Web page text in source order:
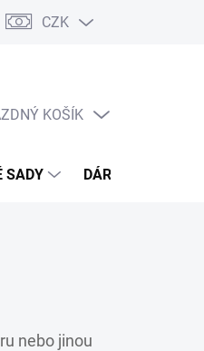
CZK
NÁKUPNÍ
KOŠÍK
SADY DÁRKOVÝ
nebo jinou